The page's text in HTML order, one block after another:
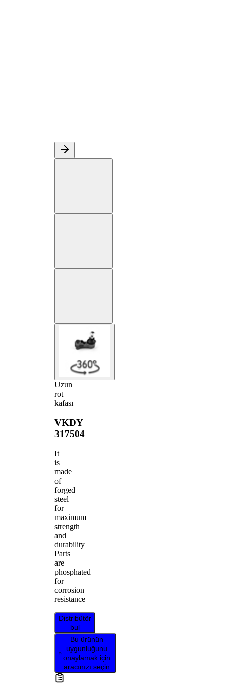
Uzun
rot
kafası
VKDY
317504
It
is
made
of
forged
steel
for
maximum
strength
and
durability
Parts
are
phosphated
for
corrosion
resistance
Distribütör
bul
Bu ürünün
uygunluğunu
onaylamak için
aracınızı seçin